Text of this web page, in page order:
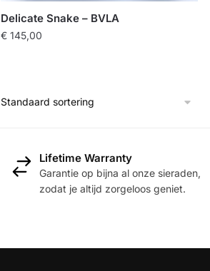
Delicate Snake – BVLA
€145,00
Lifetime Warranty
Garantie op bijna al onze sieraden,
zodat je altijd zorgeloos geniet.